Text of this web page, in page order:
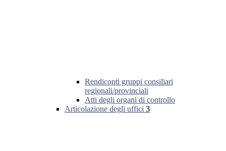
Rendiconti gruppi consiliari
regionali/provinciali
Atti degli organi di controllo
Articolazione degli uffici 3